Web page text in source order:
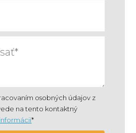
osobných údajov z
na tento kontaktný
*